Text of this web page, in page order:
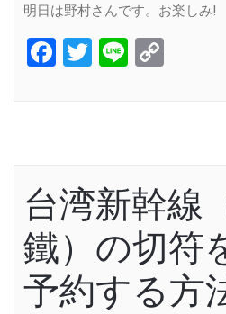
明日は野村さんです。お楽しみ!
Facebook
Twitter
Line
台湾新幹線
鐵）の切符
予約する方